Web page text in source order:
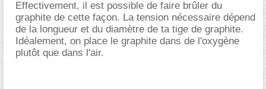
Effectivement, il est possible de faire brûler du
graphite de cette façon. La tension nécessaire dépend
de la longueur et du diamètre de ta tige de graphite.
Idéalement, on place le graphite dans de l'oxygène
plutôt que dans l'air.